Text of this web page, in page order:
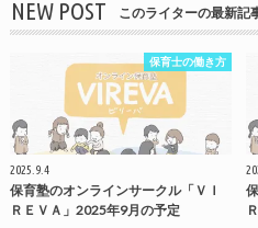
NEW POST このライターの最新記
保育士の働き方
2025.9.4
保育塾のオンラインサークル「ＶＩ
ＲＥＶＡ」2025年9月の予定